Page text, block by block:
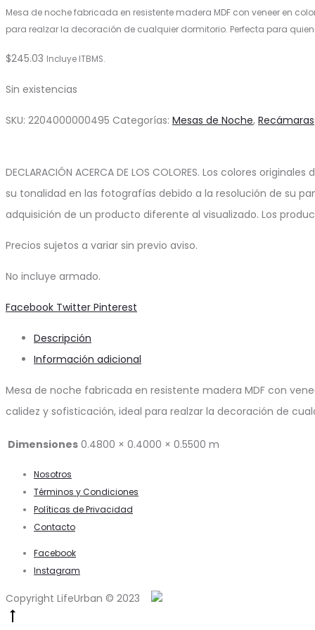
Mesa de noche fabricada en resistente madera MDF con veneer en
para realzar la decoración de cualquier dormitorio. Perfecta para
$245.03 Incluye ITBMS.
Sin existencias
SKU: 2204000000495 Categorías: Mesas de Noche, Recámaras
DECLARACIÓN ACERCA DE LOS COLORES. Los colores
su tonalidad en las fotografías debido a la resolución de su
adquisición de un producto diferente al visualizado. Los
Precios sujetos a variar sin previo aviso.
No incluye armado.
Share
Facebook Twitter Pinterest
Descripción
Información adicional
Mesa de noche fabricada en resistente madera MDF con
calidez y sofisticación, ideal para realzar la decoración de
Dimensiones 0.4800 × 0.4000 × 0.5500 m
Nosotros
Términos y Condiciones
Políticas de Privacidad
Contacto
Facebook
Instagram
Copyright LifeUrban © 2023